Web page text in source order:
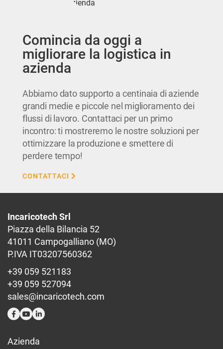
Comincia da oggi a
migliorare la logistica in
azienda
Abbiamo dato supporto a centinaia di aziende
grandi medie e piccole nel miglioramento dei
flussi di lavoro. Contattaci per un primo
incontro: ti mostreremo le nostre soluzioni per
ottimizzare la produzione e smettere di
perdere tempo!
CONTATTACI
Incaricotech Srl
Piazza della Bilancia 52
41011 Campogalliano (MO)
P.IVA IT03207560362
+39 059 521183
+39 059 527094
sales@incaricotech.com
Azienda